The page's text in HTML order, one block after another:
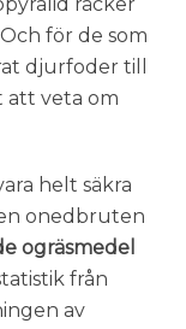
för de som
djurfoder till
att veta om
helt säkra
onedbruten
ogräsmedel
från
av